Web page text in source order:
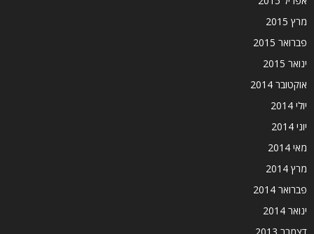
מרץ 2015
פברואר 2015
ינואר 2015
אוקטובר 2014
יולי 2014
יוני 2014
מאי 2014
מרץ 2014
פברואר 2014
ינואר 2014